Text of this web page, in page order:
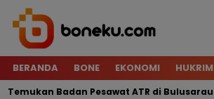
BERANDA BONE EKONOMI HUKRIM
Badan Pesawat ATR di Bulusaraung